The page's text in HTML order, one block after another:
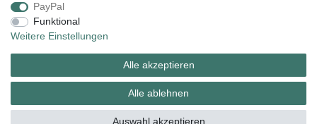
Zahlungsarten:
PayPal
Funktional
Weitere Einstellungen
Alle akzeptieren
Alle ablehnen
Auswahl akzeptieren